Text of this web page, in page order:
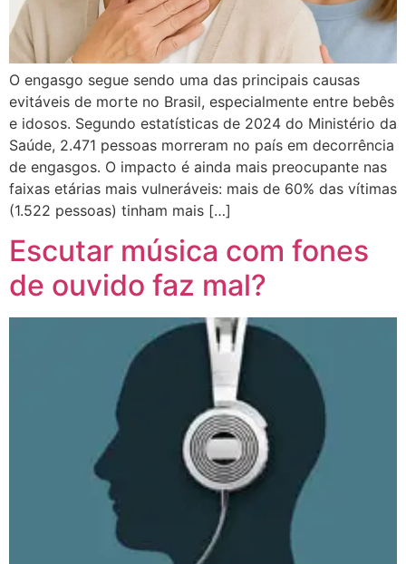
O engasgo segue sendo uma das principais causas
evitáveis de morte no Brasil, especialmente entre bebês
e idosos. Segundo estatísticas de 2024 do Ministério da
Saúde, 2.471 pessoas morreram no país em decorrência
de engasgos. O impacto é ainda mais preocupante nas
faixas etárias mais vulneráveis: mais de 60% das vítimas
(1.522 pessoas) tinham mais […]
Escutar música com fones
de ouvido faz mal?